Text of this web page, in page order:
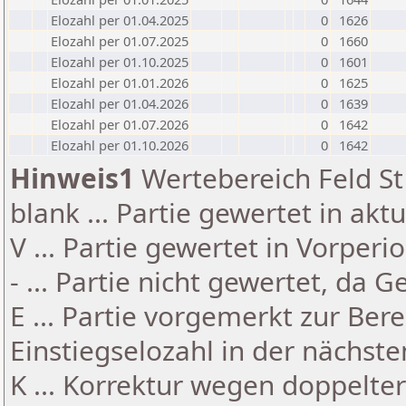
Elozahl per 01.04.2025
0
1626
Elozahl per 01.07.2025
0
1660
Elozahl per 01.10.2025
0
1601
Elozahl per 01.01.2026
0
1625
Elozahl per 01.04.2026
0
1639
Elozahl per 01.07.2026
0
1642
Elozahl per 01.10.2026
0 1642
Hinweis1 Wertebereich Feld
blank ... Partie gewertet in
V ... Partie gewertet in
- ... Partie nicht gewertet, da
E ... Partie vorgemerkt zur
Einstiegselozahl in der
K ... Korrektur wegen